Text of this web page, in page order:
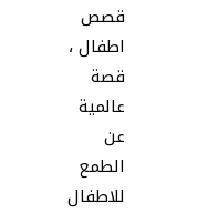
قصص
اطفال ،
قصة
عالمية
عن
الطمع
للاطفال